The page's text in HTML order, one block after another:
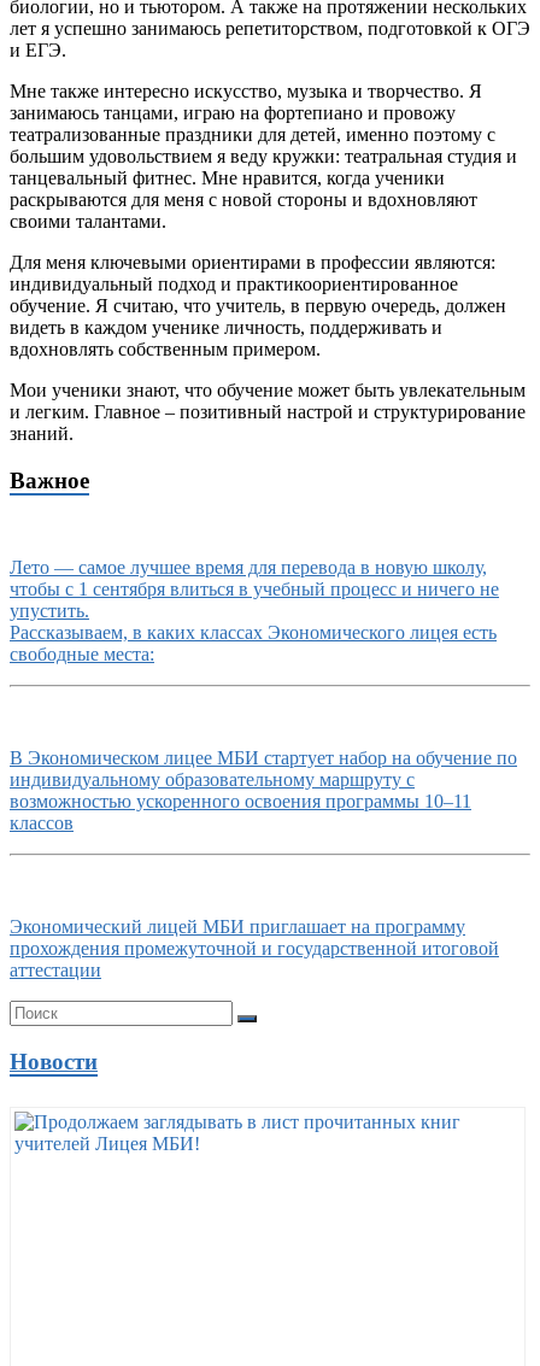
биологии, но и тьютором. А также на протяжении нескольких
лет я успешно занимаюсь репетиторством, подготовкой к ОГЭ
и ЕГЭ.
Мне также интересно искусство, музыка и творчество. Я
занимаюсь танцами, играю на фортепиано и провожу
театрализованные праздники для детей, именно поэтому с
большим удовольствием я веду кружки: театральная студия и
танцевальный фитнес. Мне нравится, когда ученики
раскрываются для меня с новой стороны и вдохновляют
своими талантами.
Для меня ключевыми ориентирами в профессии являются:
индивидуальный подход и практикоориентированное
обучение. Я считаю, что учитель, в первую очередь, должен
видеть в каждом ученике личность, поддерживать и
вдохновлять собственным примером.
Мои ученики знают, что обучение может быть увлекательным
и легким. Главное – позитивный настрой и структурирование
знаний.
Важное
Лето — самое лучшее время для перевода в новую школу,
чтобы с 1 сентября влиться в учебный процесс и ничего не
упустить.
Рассказываем, в каких классах Экономического лицея есть
свободные места:
В Экономическом лицее МБИ стартует набор на обучение по
индивидуальному образовательному маршруту с
возможностью ускоренного освоения программы 10–11
классов
Экономический лицей МБИ приглашает на программу
прохождения промежуточной и государственной итоговой
аттестации
Новости